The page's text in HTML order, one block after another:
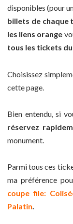
disponibles (pour
billets de chaque
les liens orange
tous les tickets
Choisissez
cette page.
Bien entendu, si
réservez
monument.
Parmi tous ces
ma préférence
coupe file:
Palatin.